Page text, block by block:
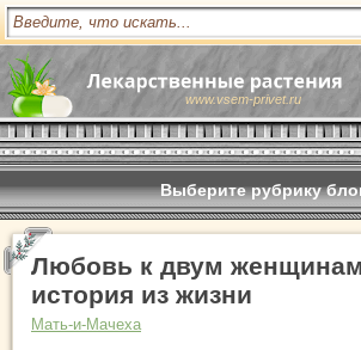
www.vsem-privet.ru
Выберите рубрику
Любовь к двум
история из жизни
Мать-и-Мачеха